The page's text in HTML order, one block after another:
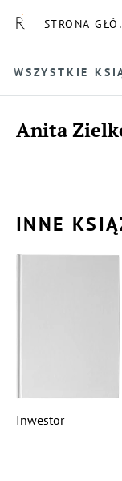
STRONA
WSZYSTKIE
Anita
INNE
Inwestor